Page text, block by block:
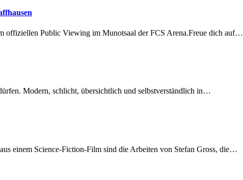
offiziellen Public Viewing im Munotsaal der FCS Arena.Freue dich auf…
Modern, schlicht, übersichtlich und selbstverständlich in…
einem Science-Fiction-Film sind die Arbeiten von Stefan Gross, die…